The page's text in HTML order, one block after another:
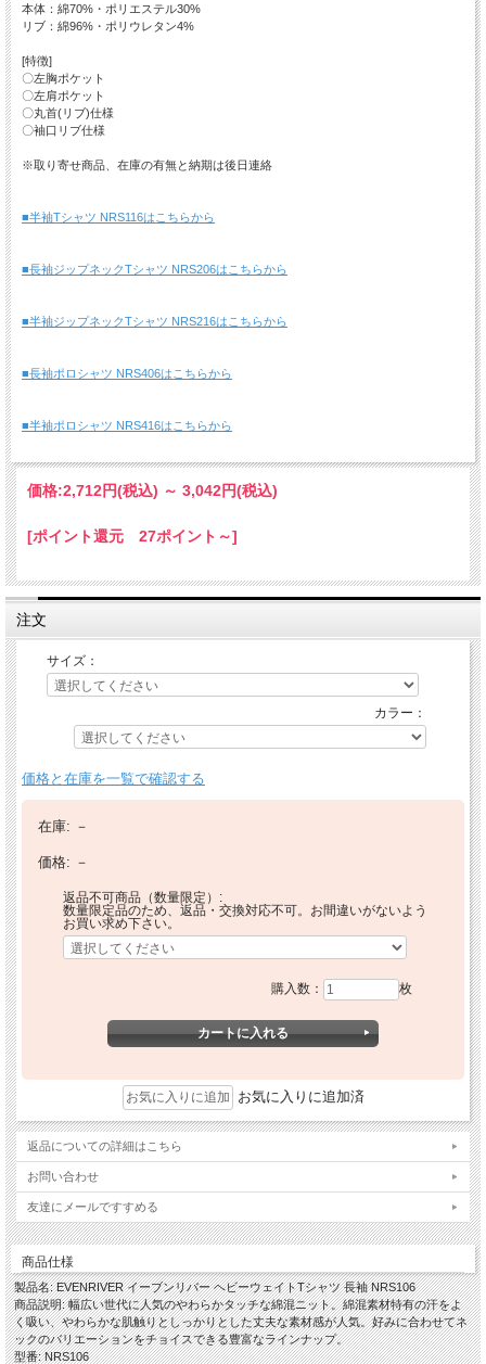
本体：綿70%・ポリエステル30%
リブ：綿96%・ポリウレタン4%
[特徴]
〇左胸ポケット
〇左肩ポケット
〇丸首(リブ)仕様
〇袖口リブ仕様
※取り寄せ商品、在庫の有無と納期は後日連絡
■半袖Tシャツ NRS116はこちらから
■長袖ジップネックTシャツ NRS206はこちらから
■半袖ジップネックTシャツ NRS216はこちらから
■長袖ポロシャツ NRS406はこちらから
■半袖ポロシャツ NRS416はこちらから
価格:2,712円(税込) ～ 3,042円(税込)
[ポイント還元 27ポイント～]
注文
サイズ：
カラー：
価格と在庫を一覧で確認する
在庫: －
価格: －
返品不可商品（数量限定）:
数量限定品のため、返品・交換対応不可。お間違いがないよう
お買い求め下さい。
購入数： 枚
お気に入りに追加済
返品についての詳細はこちら
お問い合わせ
友達にメールですすめる
商品仕様
製品名: EVENRIVER イーブンリバー ヘビーウェイトTシャツ 長袖 NRS106
商品説明: 幅広い世代に人気のやわらかタッチな綿混ニット。綿混素材特有の汗をよ
く吸い、やわらかな肌触りとしっかりとした丈夫な素材感が人気。好みに合わせてネ
ックのバリエーションをチョイスできる豊富なラインナップ。
型番: NRS106